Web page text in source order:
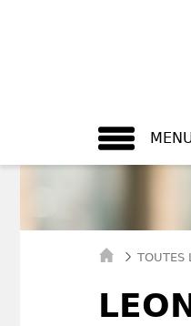
TOUTES